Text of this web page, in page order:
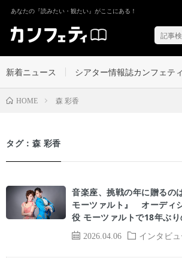
あなたの『読みたい・観たい』がここにある！
新着ニュース シアター情報誌カンフェティ
HOME 森 彩香
タグ：森 彩香
2026.04.06 インタビュ
音楽座、挑戦の年に贈るの
モーツァルト』 オーディ
役 モーツァルトで18年ぶ